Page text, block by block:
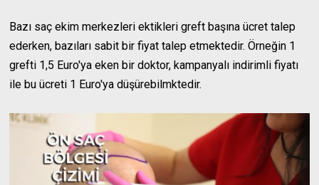
Bazı saç ekim merkezleri ektikleri greft başına ücret talep
ederken, bazıları sabit bir fiyat talep etmektedir. Örneğin 1
grefti 1,5 Euro'ya eken bir doktor, kampanyalı indirimli fiyatı
ile bu ücreti 1 Euro'ya düşürebilmktedir.